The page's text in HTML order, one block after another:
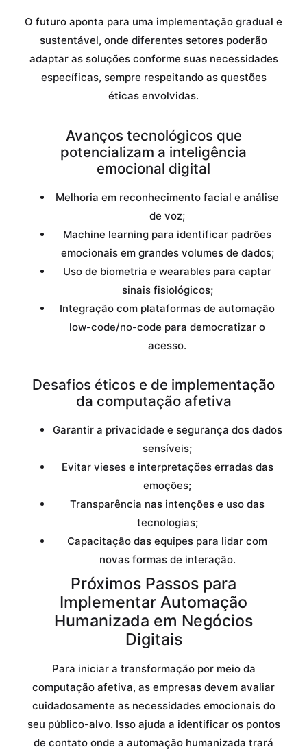
O futuro aponta para uma implementação gradual e
sustentável, onde diferentes setores poderão
adaptar as soluções conforme suas necessidades
específicas, sempre respeitando as questões
éticas envolvidas.
Avanços tecnológicos que
potencializam a inteligência
emocional digital
Melhoria em reconhecimento facial e análise
de voz;
Machine learning para identificar padrões
emocionais em grandes volumes de dados;
Uso de biometria e wearables para captar
sinais fisiológicos;
Integração com plataformas de automação
low-code/no-code para democratizar o
acesso.
Desafios éticos e de implementação
da computação afetiva
Garantir a privacidade e segurança dos dados
sensíveis;
Evitar vieses e interpretações erradas das
emoções;
Transparência nas intenções e uso das
tecnologias;
Capacitação das equipes para lidar com
novas formas de interação.
Próximos Passos para
Implementar Automação
Humanizada em Negócios
Digitais
Para iniciar a transformação por meio da
computação afetiva, as empresas devem avaliar
cuidadosamente as necessidades emocionais do
seu público-alvo. Isso ajuda a identificar os pontos
de contato onde a automação humanizada trará